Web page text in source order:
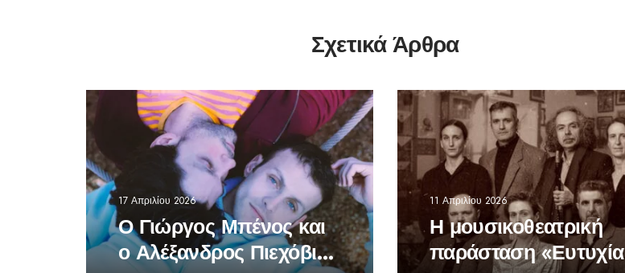
Σχετικά Άρθρα
17 Απριλίου 2026
Ο Γιώργος Μπένος και
ο Αλέξανδρος Πιεχόβιακ
11 Απριλίου 2026
Η μουσικοθεατρική
παράσταση «Ευτυχία